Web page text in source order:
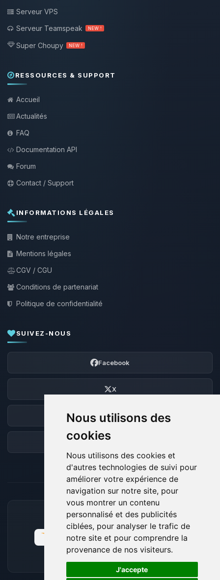
Nous utilisons des
cookies
Nous utilisons des cookies et
d'autres technologies de suivi pour
améliorer votre expérience de
navigation sur notre site, pour
vous montrer un contenu
personnalisé et des publicités
ciblées, pour analyser le trafic de
notre site et pour comprendre la
provenance de nos visiteurs.
J'accepte
Serveur VPS
Serveur Teamspeak
NEW !
Super Choupy NEW !
RESSOURCES & SUPPORT
Accueil
Actualités
FAQ
Documentation API
Forum
Contact / Support
INFORMATIONS LÉGALES
Notre entreprise
Mentions légales
CGV / CGU
Conditions de partenariat
Politique de confidentialité
SUIVEZ-NOUS
Facebook
X
Discord
Forum
MOYENS DE PAIEMENT ACCEPTÉS
🍪